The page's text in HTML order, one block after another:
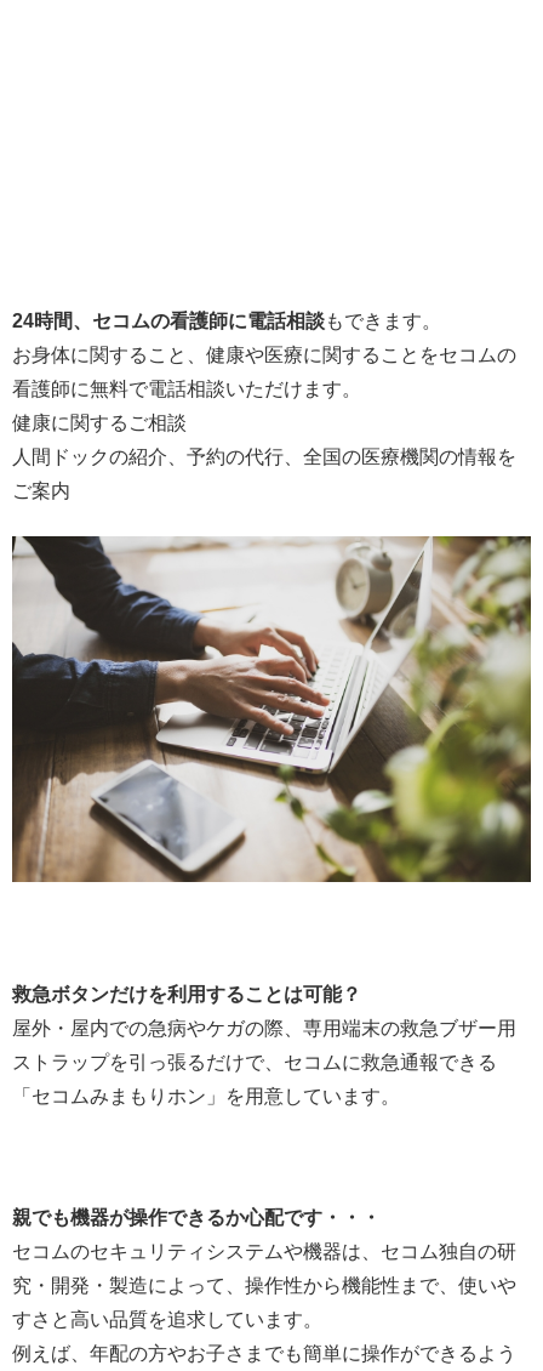
24時間、セコムの看護師に電話相談もできます。
お身体に関すること、健康や医療に関することをセコムの
看護師に無料で電話相談いただけます。
健康に関するご相談
人間ドックの紹介、予約の代行、全国の医療機関の情報を
ご案内
救急ボタンだけを利用することは可能？
屋外・屋内での急病やケガの際、専用端末の救急ブザー用
ストラップを引っ張るだけで、セコムに救急通報できる
「セコムみまもりホン」を用意しています。
親でも機器が操作できるか心配です・・・
セコムのセキュリティシステムや機器は、セコム独自の研
究・開発・製造によって、操作性から機能性まで、使いや
すさと高い品質を追求しています。
例えば、年配の方やお子さまでも簡単に操作ができるよう